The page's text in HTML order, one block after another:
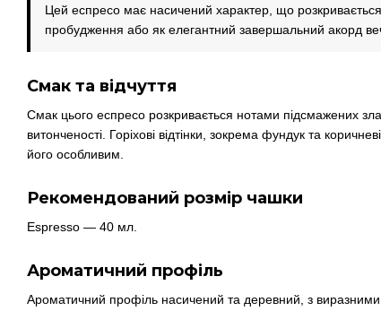
Цей еспресо має насичений характер, що
пробудження або як елегантний завершальний акорд
Смак та відчуття
Смак цього еспресо розкривається нотами підсмажених
витонченості. Горіхові відтінки, зокрема фундук та
його особливим.
Рекомендований розмір чашки
Espresso — 40 мл.
Ароматичний профіль
Ароматичний профіль насичений та деревний, з